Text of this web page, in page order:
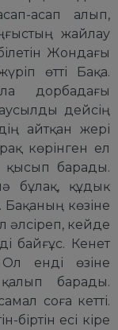
асап алып,
жайлау
Жондағы
өтті Бақа.
дорбадағы
дейсің
айтқан жері
көрінген ел
қысып барады.
бұлақ, құдық
Бақаның көзіне
әлсіреп, кейде
байғұс. Кенет
енді өзіне
барады.
соға кетті.
біртін есі кіре